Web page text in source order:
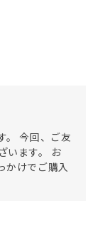
。 今回、ご友
います。 お
かけでご購入